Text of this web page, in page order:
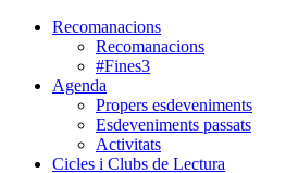
Recomanacions
Recomanacions
#Fines3
Agenda
Propers esdeveniments
Esdeveniments passats
Activitats
Cicles i Clubs de Lectura